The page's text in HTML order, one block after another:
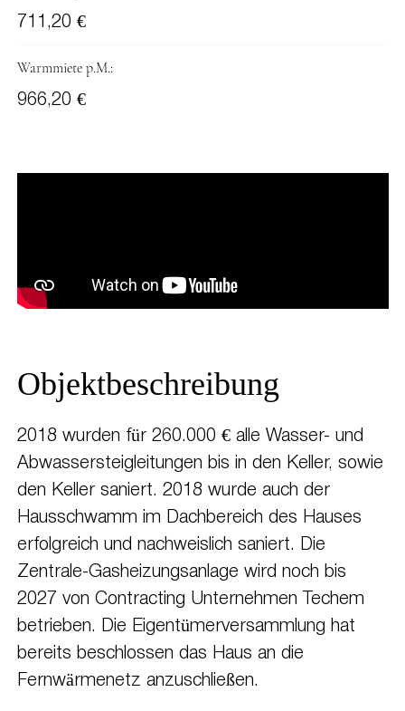
711,20 €
Warmmiete p.M.:
966,20 €
Objektbeschreibung
2018 wurden für 260.000 € alle Wasser- und
Abwassersteigleitungen bis in den Keller, sowie
den Keller saniert. 2018 wurde auch der
Hausschwamm im Dachbereich des Hauses
erfolgreich und nachweislich saniert. Die
Zentrale-Gasheizungsanlage wird noch bis
2027 von Contracting Unternehmen Techem
betrieben. Die Eigentümerversammlung hat
bereits beschlossen das Haus an die
Fernwärmenetz anzuschließen.